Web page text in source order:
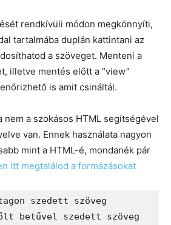
rendkívüli módon megkönnyíti,
tartalmába duplán kattintani az
a szöveget. Menteni a
illetve mentés előtt a “view”
is amit csináltál.
nem a szokásos HTML segítségével
van. Ennek használata nagyon
mint a HTML-é, mondanék pár
itt megtalálod a formázásokat
szedett szöveg
szedett szöveg